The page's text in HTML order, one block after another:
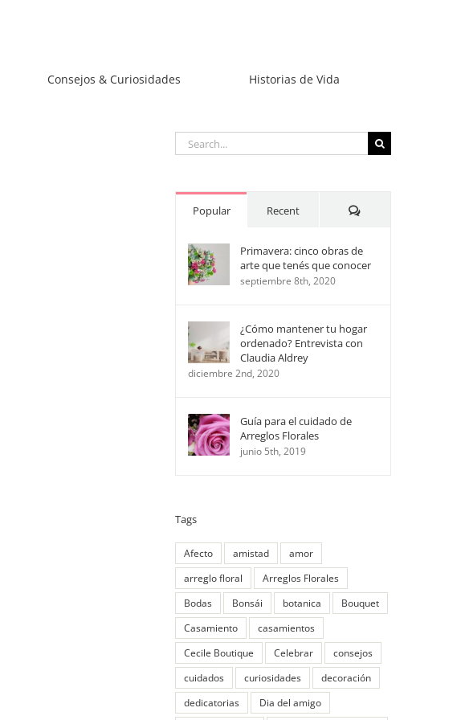
Consejos & Curiosidades Historias de Vida
Search
for:
Popular Recent Comments
Primavera: cinco obras de
arte que tenés que conocer
septiembre 8th, 2020
¿Cómo mantener tu hogar
ordenado? Entrevista con
Claudia Aldrey
diciembre 2nd, 2020
Guía para el cuidado de
Arreglos Florales
junio 5th, 2019
Tags
Afecto amistad
amor
arreglo floral
Arreglos Florales
Bodas
Bonsái botanica
Bouquet
Casamiento
casamientos
Cecile Boutique
Celebrar
consejos
cuidados
curiosidades
decoración
dedicatorias
Dia del amigo